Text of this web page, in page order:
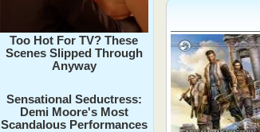
Too Hot For TV? These
Scenes Slipped Through
Anyway
Sensational Seductress:
Demi Moore's Most
Scandalous Performances